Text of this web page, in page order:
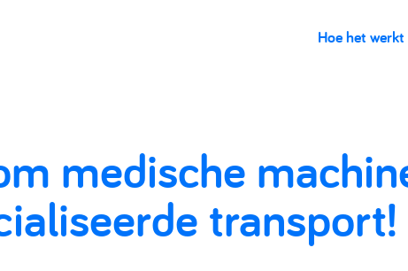
Hoe het werkt
medische
transport!